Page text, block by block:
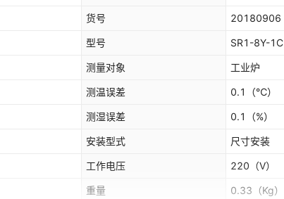
货号 20180906
型号 SR1-8Y-1C
测量对象 工业炉
测温误差 0.1 （℃）
测湿误差 0.1 （%）
安装型式 尺寸安装
工作电压 220 （V）
重量 0.33 （Kg）